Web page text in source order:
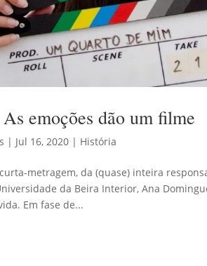
emoções dão um filme
| Jul 16, 2020 | História
metragem, da (quase) inteira
da Beira Interior, Ana
Em fase de...